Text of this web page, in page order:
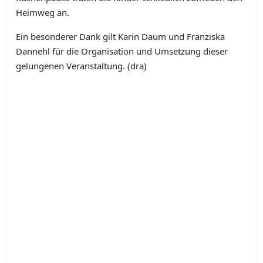
Heimweg an.
Ein besonderer Dank gilt Karin Daum und Franziska
Dannehl für die Organisation und Umsetzung dieser
gelungenen Veranstaltung. (dra)